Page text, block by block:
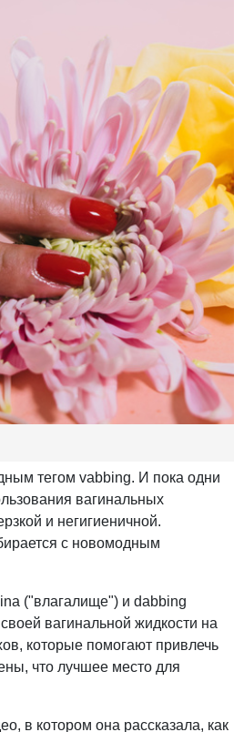
тегом vabbing. И пока одни
вагинальных
и негигиеничной.
с новомодным
("влагалище") и dabbing
вагинальной жидкости на
которые помогают привлечь
что лучшее место для
в котором она рассказала, как